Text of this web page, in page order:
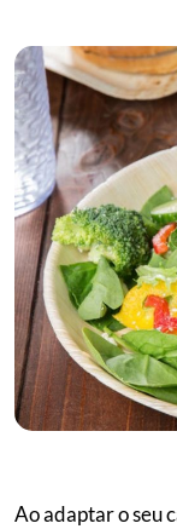
Ao adaptar o seu